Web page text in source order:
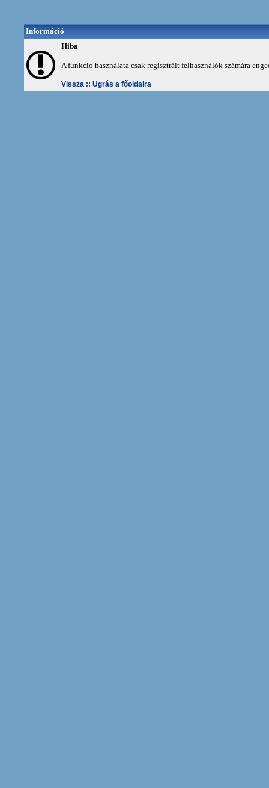
Információ
Hiba
A funkcio használata csak regisztrált felhasználók számára
Vissza :: Ugrás a főoldalra